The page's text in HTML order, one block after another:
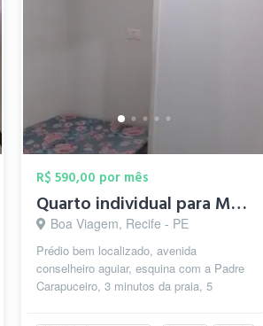
R$ 590,00 por mês
Quarto individual para Moças
Boa Viagem, Recife - PE
Prédio bem localizado, avenida
conselheiro aguiar, esquina com a Padre
Carapuceiro, 3 minutos da praia, 5
supermercado, pa...